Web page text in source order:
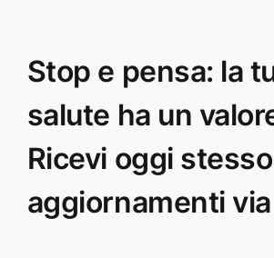
Stop e pensa: la
salute ha un
Ricevi oggi
aggiornamenti